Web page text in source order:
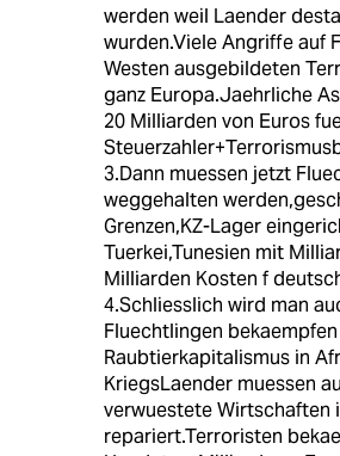
werden weil Laender
wurden.Viele Angriffe auf
Westen ausgebildeten
ganz Europa.Jaehrliche
20 Milliarden von Euros
3.Dann muessen jetzt
weggehalten
Grenzen,KZ-Lager
Tuerkei,Tunesien mit
Milliarden Kosten f
4.Schliesslich wird man
Fluechtlingen
Raubtierkapitalismus in
KriegsLaender muessen
verwuestete Wirtschaften
repariert.Terroristen